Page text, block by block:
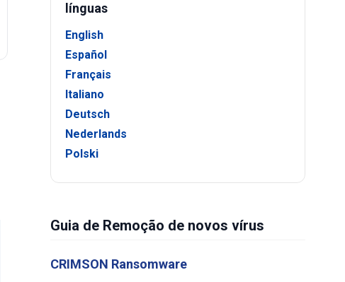
línguas
English
Español
Français
Italiano
Deutsch
Nederlands
Polski
Guia de Remoção de novos vírus
CRIMSON Ransomware